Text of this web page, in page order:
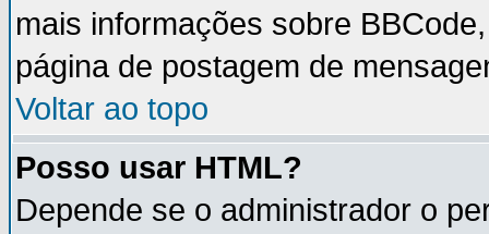
mais informações sobre
página de postagem de
Voltar ao topo
Posso usar HTML?
Depende se o administrador o